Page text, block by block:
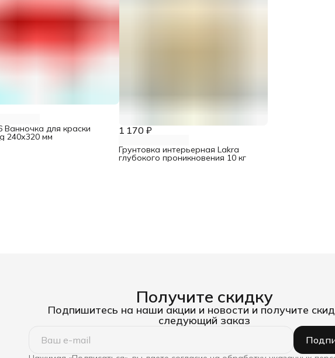
Ванночка для краски
240х320 мм
1 170 ₽
Грунтовка интерьерная Lakra
глубокого проникновения 10 кг
Получите скидку
Подпишитесь на наши акции и новости и получите
следующий заказ